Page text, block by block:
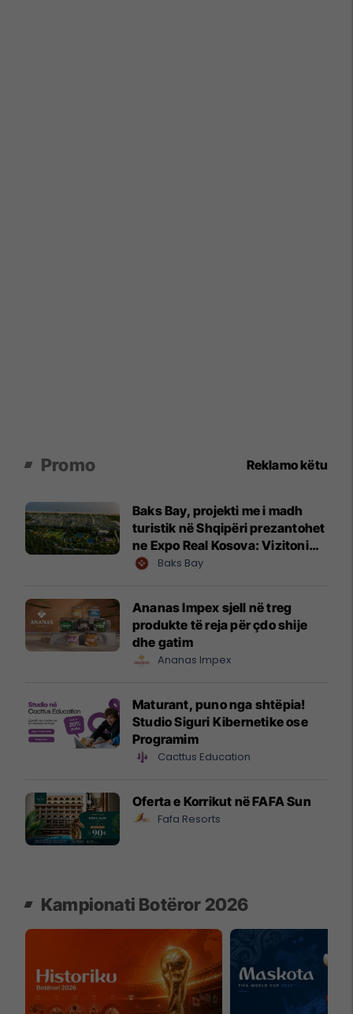
Promo Reklamo këtu
Baks Bay, projekti me i madh
turistik në Shqipëri prezantohet
ne Expo Real Kosova: Vizitoni
shtandin dhe zbuloni
Baks Bay
Ananas Impex sjell në treg
produkte të reja për çdo shije
dhe gatim
Ananas Impex
Maturant, puno nga shtëpia!
Studio Siguri Kibernetike ose
Programim
Cacttus Education
Oferta e Korrikut në FAFA Sun
Fafa Resorts
Kampionati Botëror 2026